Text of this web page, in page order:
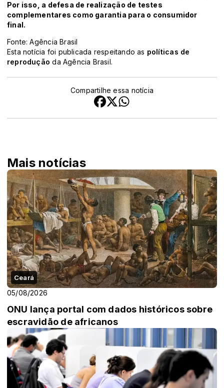
Por isso, a defesa de realização de testes
complementares como garantia para o consumidor
final.
Fonte: Agência Brasil
Esta notícia foi publicada respeitando as políticas de
reprodução da Agência Brasil.
Compartilhe essa notícia
Mais notícias
Ceará
05/08/2026
ONU lança portal com dados históricos sobre
escravidão de africanos